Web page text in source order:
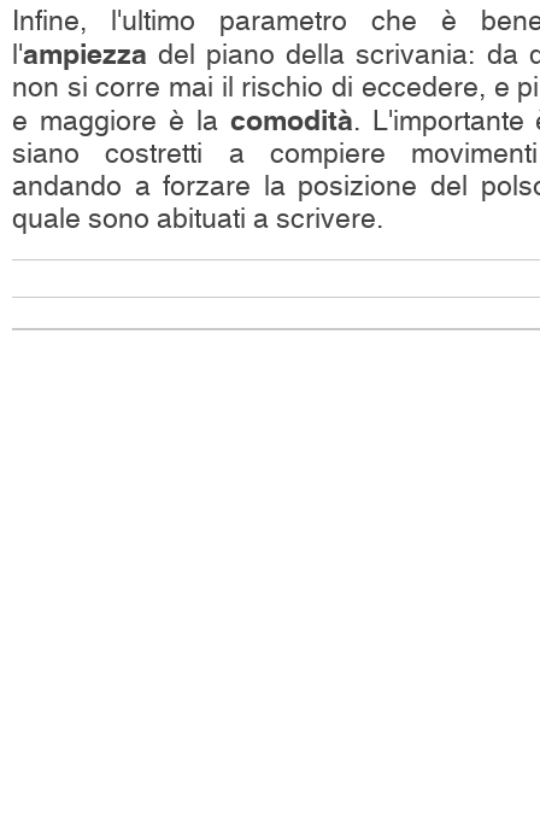
Infine, l'ultimo parametro che è
l'ampiezza del piano della scrivania: da
non si corre mai il rischio di eccedere, e
e maggiore è la comodità.
siano costretti a compiere
andando a forzare la posizione del
quale sono abituati a scrivere.